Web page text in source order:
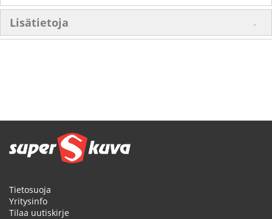
Lisätietoja
Tietosuoja
Yritysinfo
Tilaa uutiskirje